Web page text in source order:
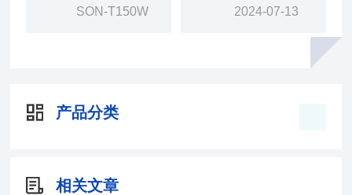
SON-T150W 2024-07-13
产品分类
相关文章